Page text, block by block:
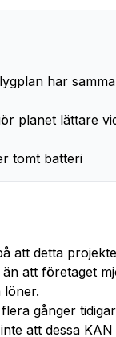
har
planet lättare
tomt batteri
att detta
att företaget
löner.
gånger
att dessa